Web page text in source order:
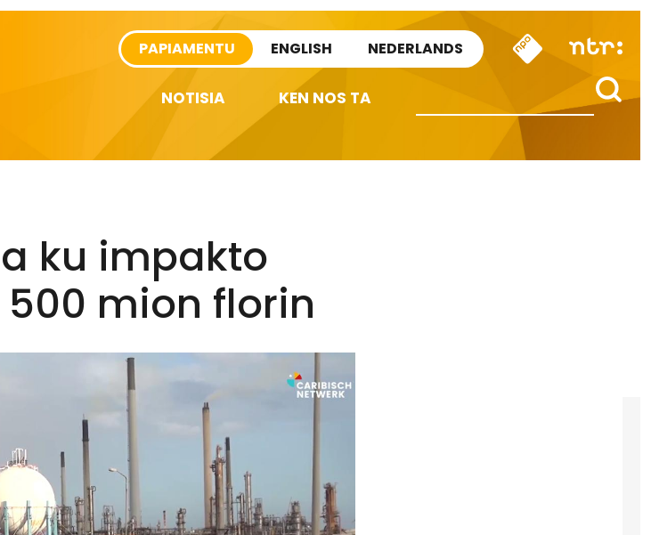
PAPIAMENTU ENGLISH NEDERLANDS
NOTISIA KEN NOS TA
ku impakto
mion florin